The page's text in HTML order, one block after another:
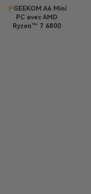
GEEKOM A6 Mini
PC avec AMD
Ryzen™ 7 6800